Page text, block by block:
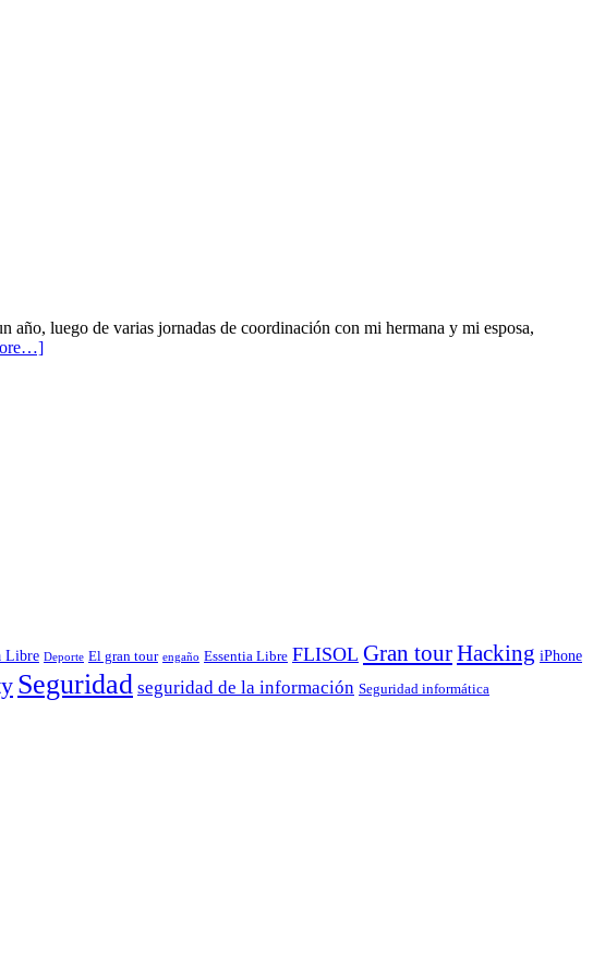
luego de varias jornadas de coordinación con mi hermana y mi esposa,
Libre Deporte El gran tour engaño Essentia Libre FLISOL Gran tourHacking iPhone
Seguridad seguridad de la información Seguridad informática